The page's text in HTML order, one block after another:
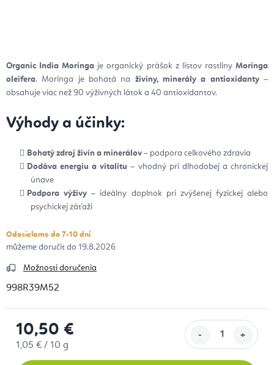
Organic India Moringa je organický prášok z listov rastlinyMoringa
oleifera. Moringa je bohatá na živiny, minerály a antioxidanty–
obsahuje viac než 90 výživných látok a 40 antioxidantov.
Výhody a účinky:
Bohatý zdroj živín a minerálov – podpora celkového zdravia
Dodáva energiu a vitalitu – vhodný pri dlhodobej a chronickej
únave
Podpora výživy – ideálny doplnok pri zvýšenej fyzickej alebo
psychickej záťaži
Odosielame do 7-10 dní
19.8.2026
Možnosti doručenia
998R39M52
10,50 €
Jednotková cena:
1,05 € / 10 g